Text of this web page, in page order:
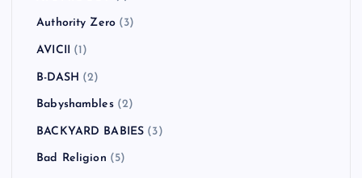
Authority Zero (3)
AVICII (1)
B-DASH (2)
Babyshambles(2)
BACKYARD BABIES (3)
Bad Religion (5)